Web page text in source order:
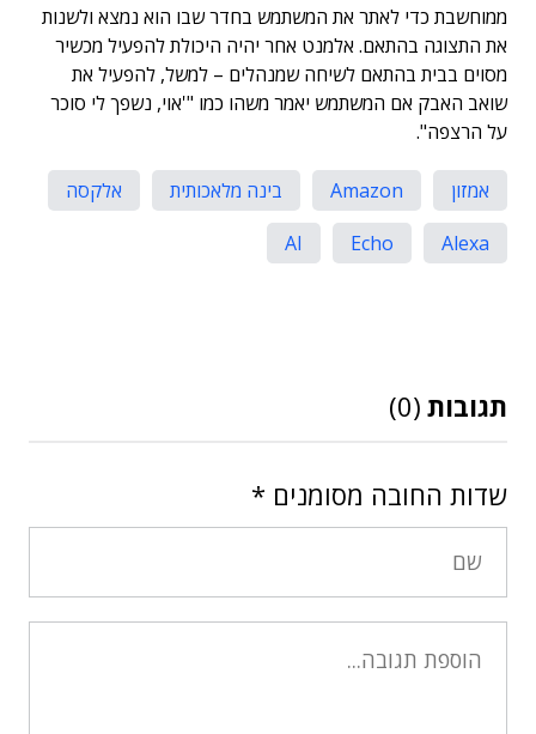
ממוחשבת כדי לאתר את המשתמש בחדר שבו הוא נמצא ולשנות
את התצוגה בהתאם. אלמנט אחר יהיה היכולת להפעיל מכשיר
מסוים בבית בהתאם לשיחה שמנהלים – למשל, להפעיל את
שואב האבק אם המשתמש יאמר משהו כמו "'אוי, נשפך לי סוכר
על הרצפה".
אמזון Amazon בינה מלאכותית
אלקסה
Alexa
Echo
AI
תגובות (0)
שדות החובה מסומנים *